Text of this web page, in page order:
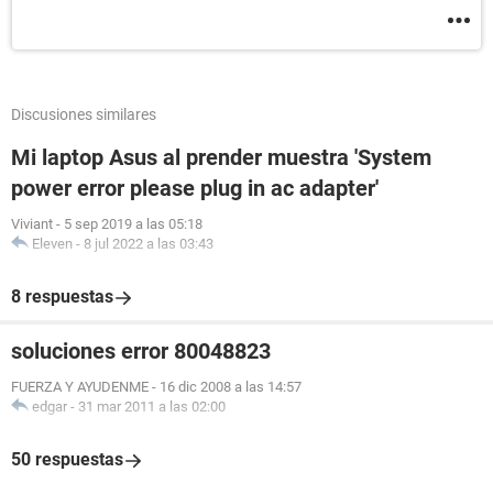
Discusiones similares
Mi laptop Asus al prender muestra 'System
power error please plug in ac adapter'
Viviant - 5 sep 2019 a las 05:18
Eleven - 8 jul 2022 a las 03:43
8 respuestas
soluciones error 80048823
FUERZA Y AYUDENME - 16 dic 2008 a las 14:57
edgar - 31 mar 2011 a las 02:00
50 respuestas